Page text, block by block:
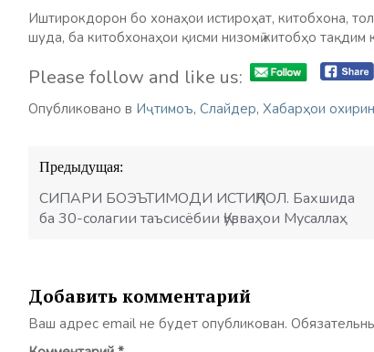
Иштирокдорон бо хонаҳои истироҳат, китобхона,
шуда, ба китобхонаҳои қисми низомӣ китобҳо тақдим
Please follow and like us:
Опубликовано в Иҷтимоъ, Слайдер, Хабарҳои охирин
Навигация
по
записям
Предыдущая:
СИПАРИ БОЭЪТИМОДИ ИСТИҚЛОЛ. Бахшида
ба 30-солагии таъсисёбии Қувваҳои Мусаллаҳ
Добавить комментарий
Ваш адрес email не будет опубликован.